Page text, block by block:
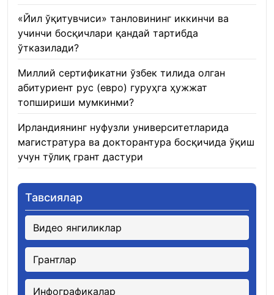
«Йил ўқитувчиси» танловининг иккинчи ва
учинчи босқичлари қандай тартибда
ўтказилади?
Миллий сертификатни ўзбек тилида олган
абитуриент рус (евро) гуруҳга ҳужжат
топшириши мумкинми?
Ирландиянинг нуфузли университетларида
магистратура ва докторантура босқичида ўқиш
учун тўлиқ грант дастури
Тавсиялар
Видео янгиликлар
Грантлар
Инфографикалар